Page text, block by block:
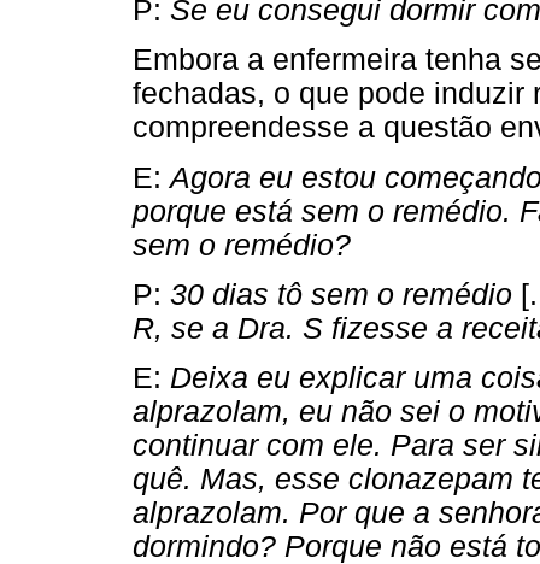
P: Se eu consegui dormir
Embora a enfermeira tenha
fechadas, o que pode
compreendesse a questão
E:Agora eu estou
porque está sem o remédio.
sem o remédio?
P: 30 dias tô sem o remédio
R, se a Dra. S fizesse a
E: Deixa eu explicar uma
alprazolam, eu não sei o
continuar com ele. Para ser
quê. Mas, esse clonazepam
alprazolam. Por que a
dormindo? Porque não está